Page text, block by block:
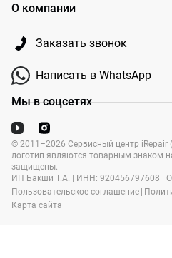
Заказать звонок
Написать в WhatsApp
О компании
Мы в соцсетях
© 2011–2026 Сервисный центр iRepair
логотип являются товарным знаком
защищены.
ИП Бакши Т.А. | ИНН: 920456797608 |
Пользовательское соглашение |
Карта сайта